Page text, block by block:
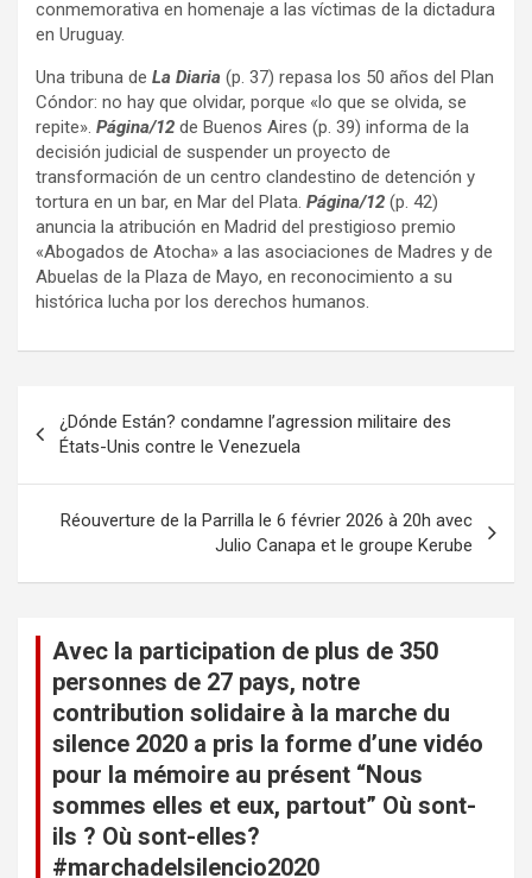
conmemorativa en homenaje a las víctimas de la dictadura
en Uruguay.
Una tribuna de La Diaria (p. 37) repasa los 50 años del Plan
Cóndor: no hay que olvidar, porque «lo que se olvida, se
repite». Página/12 de Buenos Aires (p. 39) informa de la
decisión judicial de suspender un proyecto de
transformación de un centro clandestino de detención y
tortura en un bar, en Mar del Plata. Página/12 (p. 42)
anuncia la atribución en Madrid del prestigioso premio
«Abogados de Atocha» a las asociaciones de Madres y de
Abuelas de la Plaza de Mayo, en reconocimiento a su
histórica lucha por los derechos humanos.
v
a
¿Dónde Están? condamne l’agression militaire des
États-Unis contre le Venezuela
Réouverture de la Parrilla le 6 février 2026 à 20h avec
Julio Canapa et le groupe Kerube
Avec la participation de plus de 350
personnes de 27 pays, notre
contribution solidaire à la marche du
silence 2020 a pris la forme d’une vidéo
pour la mémoire au présent “Nous
sommes elles et eux, partout” Où sont-
ils ? Où sont-elles?
#marchadelsilencio2020